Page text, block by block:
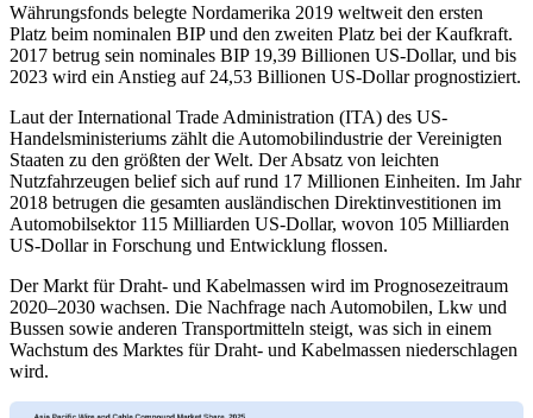
Währungsfonds belegte Nordamerika 2019 weltweit den ersten
Platz beim nominalen BIP und den zweiten Platz bei der Kaufkraft.
2017 betrug sein nominales BIP 19,39 Billionen US-Dollar, und bis
2023 wird ein Anstieg auf 24,53 Billionen US-Dollar prognostiziert.
Laut der International Trade Administration (ITA) des US-
Handelsministeriums zählt die Automobilindustrie der Vereinigten
Staaten zu den größten der Welt. Der Absatz von leichten
Nutzfahrzeugen belief sich auf rund 17 Millionen Einheiten. Im Jahr
2018 betrugen die gesamten ausländischen Direktinvestitionen im
Automobilsektor 115 Milliarden US-Dollar, wovon 105 Milliarden
US-Dollar in Forschung und Entwicklung flossen.
Der Markt für Draht- und Kabelmassen wird im Prognosezeitraum
2020–2030 wachsen. Die Nachfrage nach Automobilen, Lkw und
Bussen sowie anderen Transportmitteln steigt, was sich in einem
Wachstum des Marktes für Draht- und Kabelmassen niederschlagen
wird.